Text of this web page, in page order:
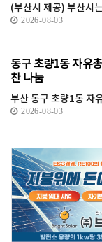
(부산시 제공) 부산시
2026-08-03
동구 초량1동 자유
찬 나눔
부산 동구 초량1동 자
2026-08-03